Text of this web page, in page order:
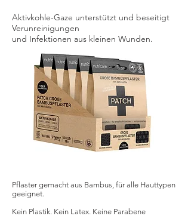
Aktivkohle-Gaze unterstützt und beseitigt
Verunreinigungen
und Infektionen aus kleinen Wunden.
Pflaster gemacht aus Bambus, für alle Hauttypen
geeignet.
Kein Plastik. Kein Latex. Keine Parabene